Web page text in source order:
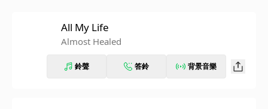
All My Life
Almost Healed
鈴聲 答鈴 背景音樂